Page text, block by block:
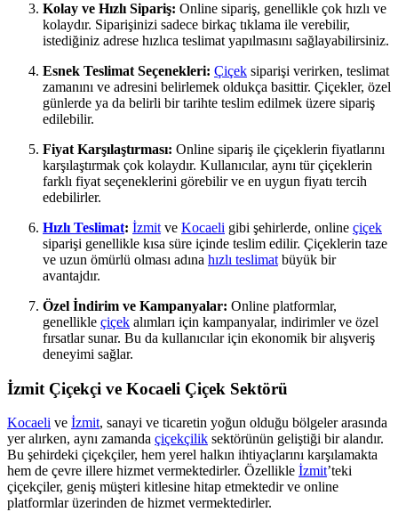
Kolay ve Hızlı Sipariş: Online sipariş, genellikle çok hızlı ve
kolaydır. Siparişinizi sadece birkaç tıklama ile verebilir,
istediğiniz adrese hızlıca teslimat yapılmasını sağlayabilirsiniz.
Esnek Teslimat Seçenekleri: Çiçek siparişi verirken, teslimat
zamanını ve adresini belirlemek oldukça basittir. Çiçekler, özel
günlerde ya da belirli bir tarihte teslim edilmek üzere sipariş
edilebilir.
Fiyat Karşılaştırması: Online sipariş ile çiçeklerin fiyatlarını
karşılaştırmak çok kolaydır. Kullanıcılar, aynı tür çiçeklerin
farklı fiyat seçeneklerini görebilir ve en uygun fiyatı tercih
edebilirler.
Hızlı Teslimat: İzmit ve Kocaeli gibi şehirlerde, online çiçek
siparişi genellikle kısa süre içinde teslim edilir. Çiçeklerin taze
ve uzun ömürlü olması adına hızlı teslimat büyük bir
avantajdır.
Özel İndirim ve Kampanyalar: Online platformlar,
genellikle çiçek alımları için kampanyalar, indirimler ve özel
fırsatlar sunar. Bu da kullanıcılar için ekonomik bir alışveriş
deneyimi sağlar.
İzmit Çiçekçi ve Kocaeli Çiçek Sektörü
Kocaeli ve İzmit, sanayi ve ticaretin yoğun olduğu bölgeler arasında
yer alırken, aynı zamanda çiçekçilik sektörünün geliştiği bir alandır.
Bu şehirdeki çiçekçiler, hem yerel halkın ihtiyaçlarını karşılamakta
hem de çevre illere hizmet vermektedirler. Özellikle İzmit’teki
çiçekçiler, geniş müşteri kitlesine hitap etmektedir ve online
platformlar üzerinden de hizmet vermektedirler.